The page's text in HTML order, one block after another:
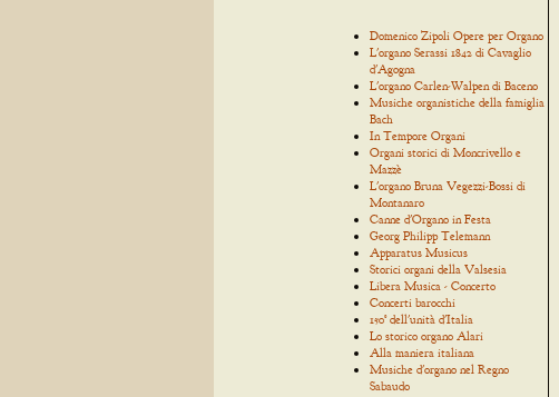
Domenico Zipoli Opere per Organo
L'organo Serassi 1842 di Cavaglio
d'Agogna
L'organo Carlen-Walpen di Baceno
Musiche organistiche della famiglia
Bach
In Tempore Organi
Organi storici di Moncrivello e
Mazzè
L'organo Bruna Vegezzi-Bossi di
Montanaro
Canne d'Organo in Festa
Georg Philipp Telemann
Apparatus Musicus
Storici organi della Valsesia
Libera Musica - Concerto
Concerti barocchi
150° dell'unità d'Italia
Lo storico organo Alari
Alla maniera italiana
Musiche d'organo nel Regno
Sabaudo